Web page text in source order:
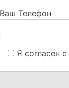
Ваш Телефон
Я согласен с